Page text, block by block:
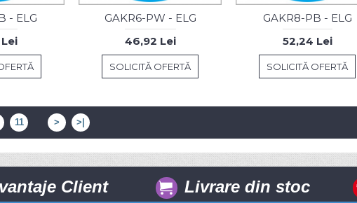
- ELG
GAKR6-PW - ELG
46,92 Lei
SOLICITĂ OFERTĂ
GAKR8-PB - ELG
52,24 Lei
SOLICITĂ OFERTĂ
11 > >|
Client Livrare din stoc